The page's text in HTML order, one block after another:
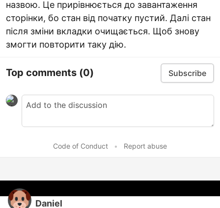
назвою. Це прирівнюється до завантаження
сторінки, бо стан від початку пустий. Далі стан
після зміни вкладки очищається. Щоб знову
змогти повторити таку дію.
Top comments (0) Subscribe
Code of Conduct • Report abuse
Daniel